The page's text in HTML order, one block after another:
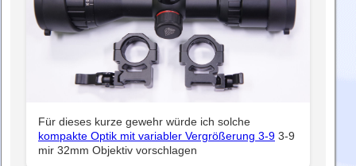
Für dieses kurze gewehr würde ich solche
kompakte Optik mit variabler Vergrößerung 3-9 3-9
mir 32mm Objektiv vorschlagen